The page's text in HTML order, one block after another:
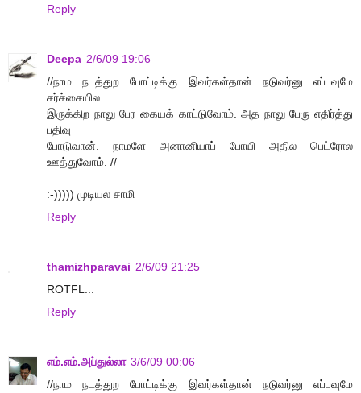
Reply
Deepa 2/6/09 19:06
//நாம நடத்துற போட்டிக்கு இவர்கள்தான் நடுவர்னு எப்பவுமே
சர்ச்சையில
இருக்கிற நாலு பேர கையக் காட்டுவோம். அத நாலு பேரு எதிர்த்து
பதிவு
போடுவான். நாமளே அனானியாப் போயி அதில பெட்ரோல
ஊத்துவோம். //
:-))))) முடியல சாமி
Reply
thamizhparavai 2/6/09 21:25
ROTFL...
Reply
எம்.எம்.அப்துல்லா 3/6/09 00:06
//நாம நடத்துற போட்டிக்கு இவர்கள்தான் நடுவர்னு எப்பவுமே